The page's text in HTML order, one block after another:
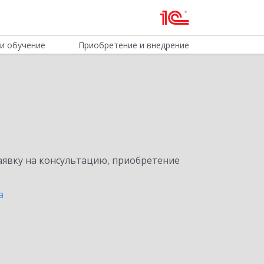
обучение Приобретение и внедрение
на консультацию, приобретение